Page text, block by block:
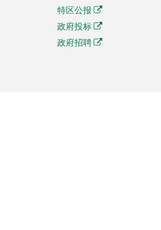
特区公报
政府投标
政府招聘